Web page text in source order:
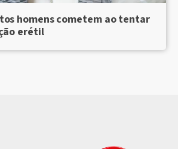
homens cometem ao tentar
erétil